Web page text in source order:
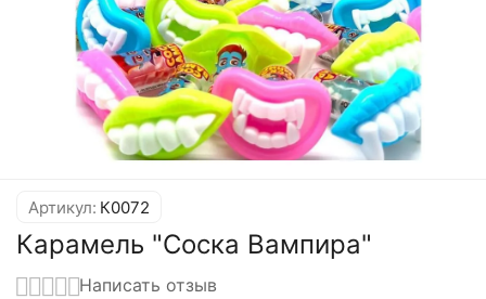
Артикул: К0072
Карамель "Соска Вампира"
Написать отзыв